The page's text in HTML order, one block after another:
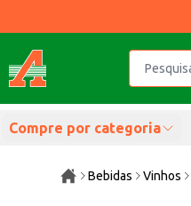
Compre por categoria
Bebidas Vinhos